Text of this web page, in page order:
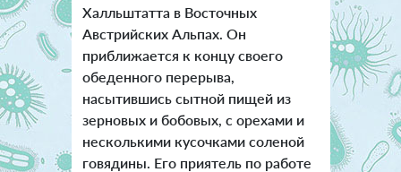
Халльштатта в Восточных
Австрийских Альпах. Он
приближается к концу своего
обеденного перерыва,
насытившись сытной пищей из
зерновых и бобовых, с орехами и
несколькими кусочками соленой
говядины. Его приятель по работе